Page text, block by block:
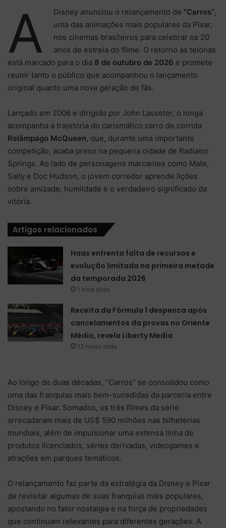
A Disney anunciou o relançamento de “Carros”,
uma das animações mais populares da Pixar,
nos cinemas brasileiros para celebrar os 20
anos de estreia do filme. O retorno às telonas
está marcado para o dia 8 de outubro de 2026 e promete
reunir tanto o público que acompanhou o lançamento
original quanto uma nova geração de fãs.
Lançado em 2006 e dirigido por John Lasseter, o longa
acompanha a trajetória do carismático carro de corrida
Relâmpago McQueen, que, durante uma importante
competição, acaba preso na pequena cidade de Radiator
Springs. Ao lado de personagens marcantes como Mate,
Sally e Doc Hudson, o jovem corredor aprende lições
sobre amizade, humildade e o verdadeiro significado da
vitória.
Artigos relacionados
Haas enfrenta falta de recursos e
evolução limitada na primeira metade
da temporada 2026
1 hora atrás
Receita da Fórmula 1 despenca após
cancelamentos da provas no Oriente
Médio, revela Liberty Media
13 horas atrás
Ao longo de duas décadas, “Carros” se consolidou como
uma das franquias mais bem-sucedidas da parceria entre
Disney e Pixar. Somados, os três filmes da série
arrecadaram mais de US$ 590 milhões nas bilheterias
mundiais, além de impulsionar uma extensa linha de
produtos licenciados, séries derivadas, videogames e
atrações em parques temáticos.
O relançamento faz parte da estratégia da Disney e Pixar
de revisitar algumas de suas franquias mais populares,
apostando no fator nostalgia e na força de propriedades
que continuam relevantes para diferentes gerações. A